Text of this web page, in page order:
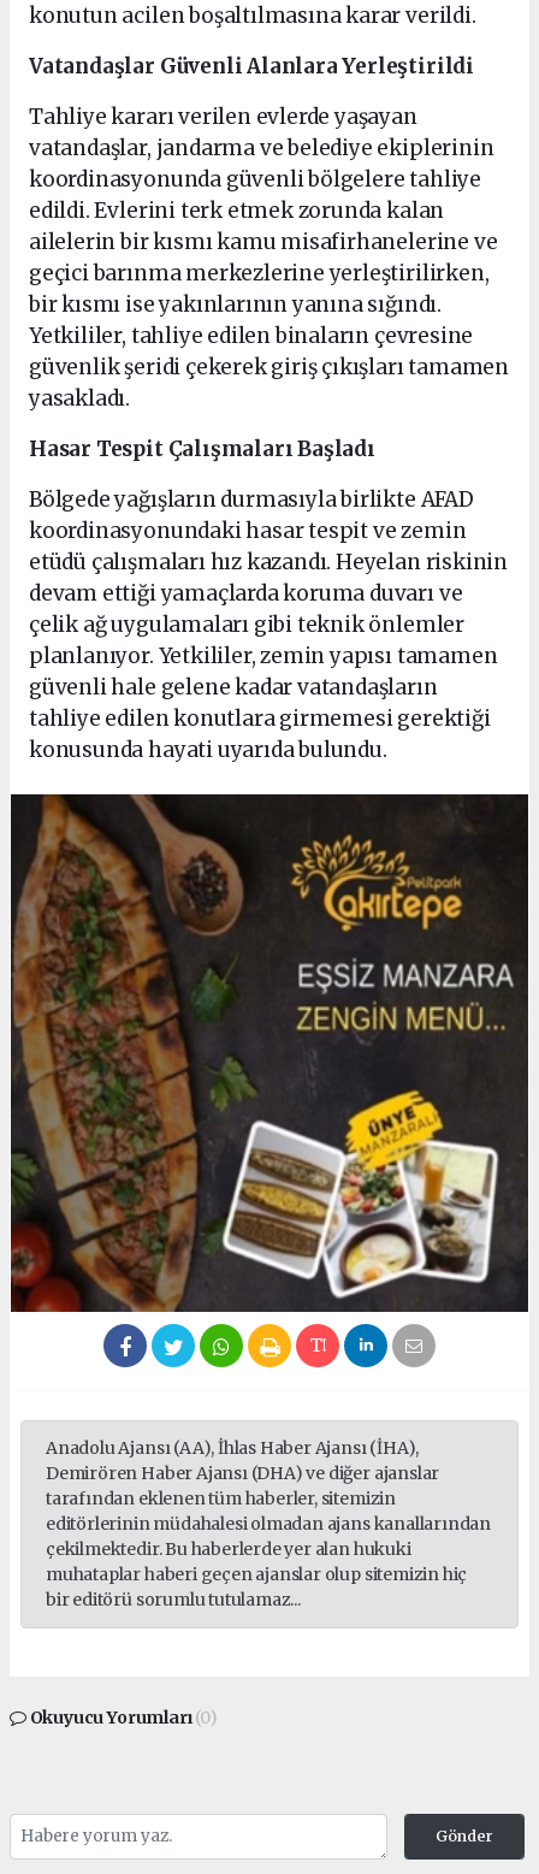
konutun acilen boşaltılmasına karar verildi.
Vatandaşlar Güvenli Alanlara Yerleştirildi
Tahliye kararı verilen evlerde yaşayan
vatandaşlar, jandarma ve belediye ekiplerinin
koordinasyonunda güvenli bölgelere tahliye
edildi. Evlerini terk etmek zorunda kalan
ailelerin bir kısmı kamu misafirhanelerine ve
geçici barınma merkezlerine yerleştirilirken,
bir kısmı ise yakınlarının yanına sığındı.
Yetkililer, tahliye edilen binaların çevresine
güvenlik şeridi çekerek giriş çıkışları tamamen
yasakladı.
Hasar Tespit Çalışmaları Başladı
Bölgede yağışların durmasıyla birlikte AFAD
koordinasyonundaki hasar tespit ve zemin
etüdü çalışmaları hız kazandı. Heyelan riskinin
devam ettiği yamaçlarda koruma duvarı ve
çelik ağ uygulamaları gibi teknik önlemler
planlanıyor. Yetkililer, zemin yapısı tamamen
güvenli hale gelene kadar vatandaşların
tahliye edilen konutlara girmemesi gerektiği
konusunda hayati uyarıda bulundu.
Anadolu Ajansı (AA), İhlas Haber Ajansı (İHA),
Demirören Haber Ajansı (DHA) ve diğer ajanslar
tarafından eklenen tüm haberler, sitemizin
editörlerinin müdahalesi olmadan ajans kanallarından
çekilmektedir. Bu haberlerde yer alan hukuki
muhataplar haberi geçen ajanslar olup sitemizin hiç
bir editörü sorumlu tutulamaz...
Okuyucu Yorumları(0)
Gönder